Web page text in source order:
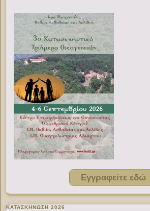
Εγγραφείτε εδώ
ΚΑΤΑΣΚΗΝΩΣΗ 2026